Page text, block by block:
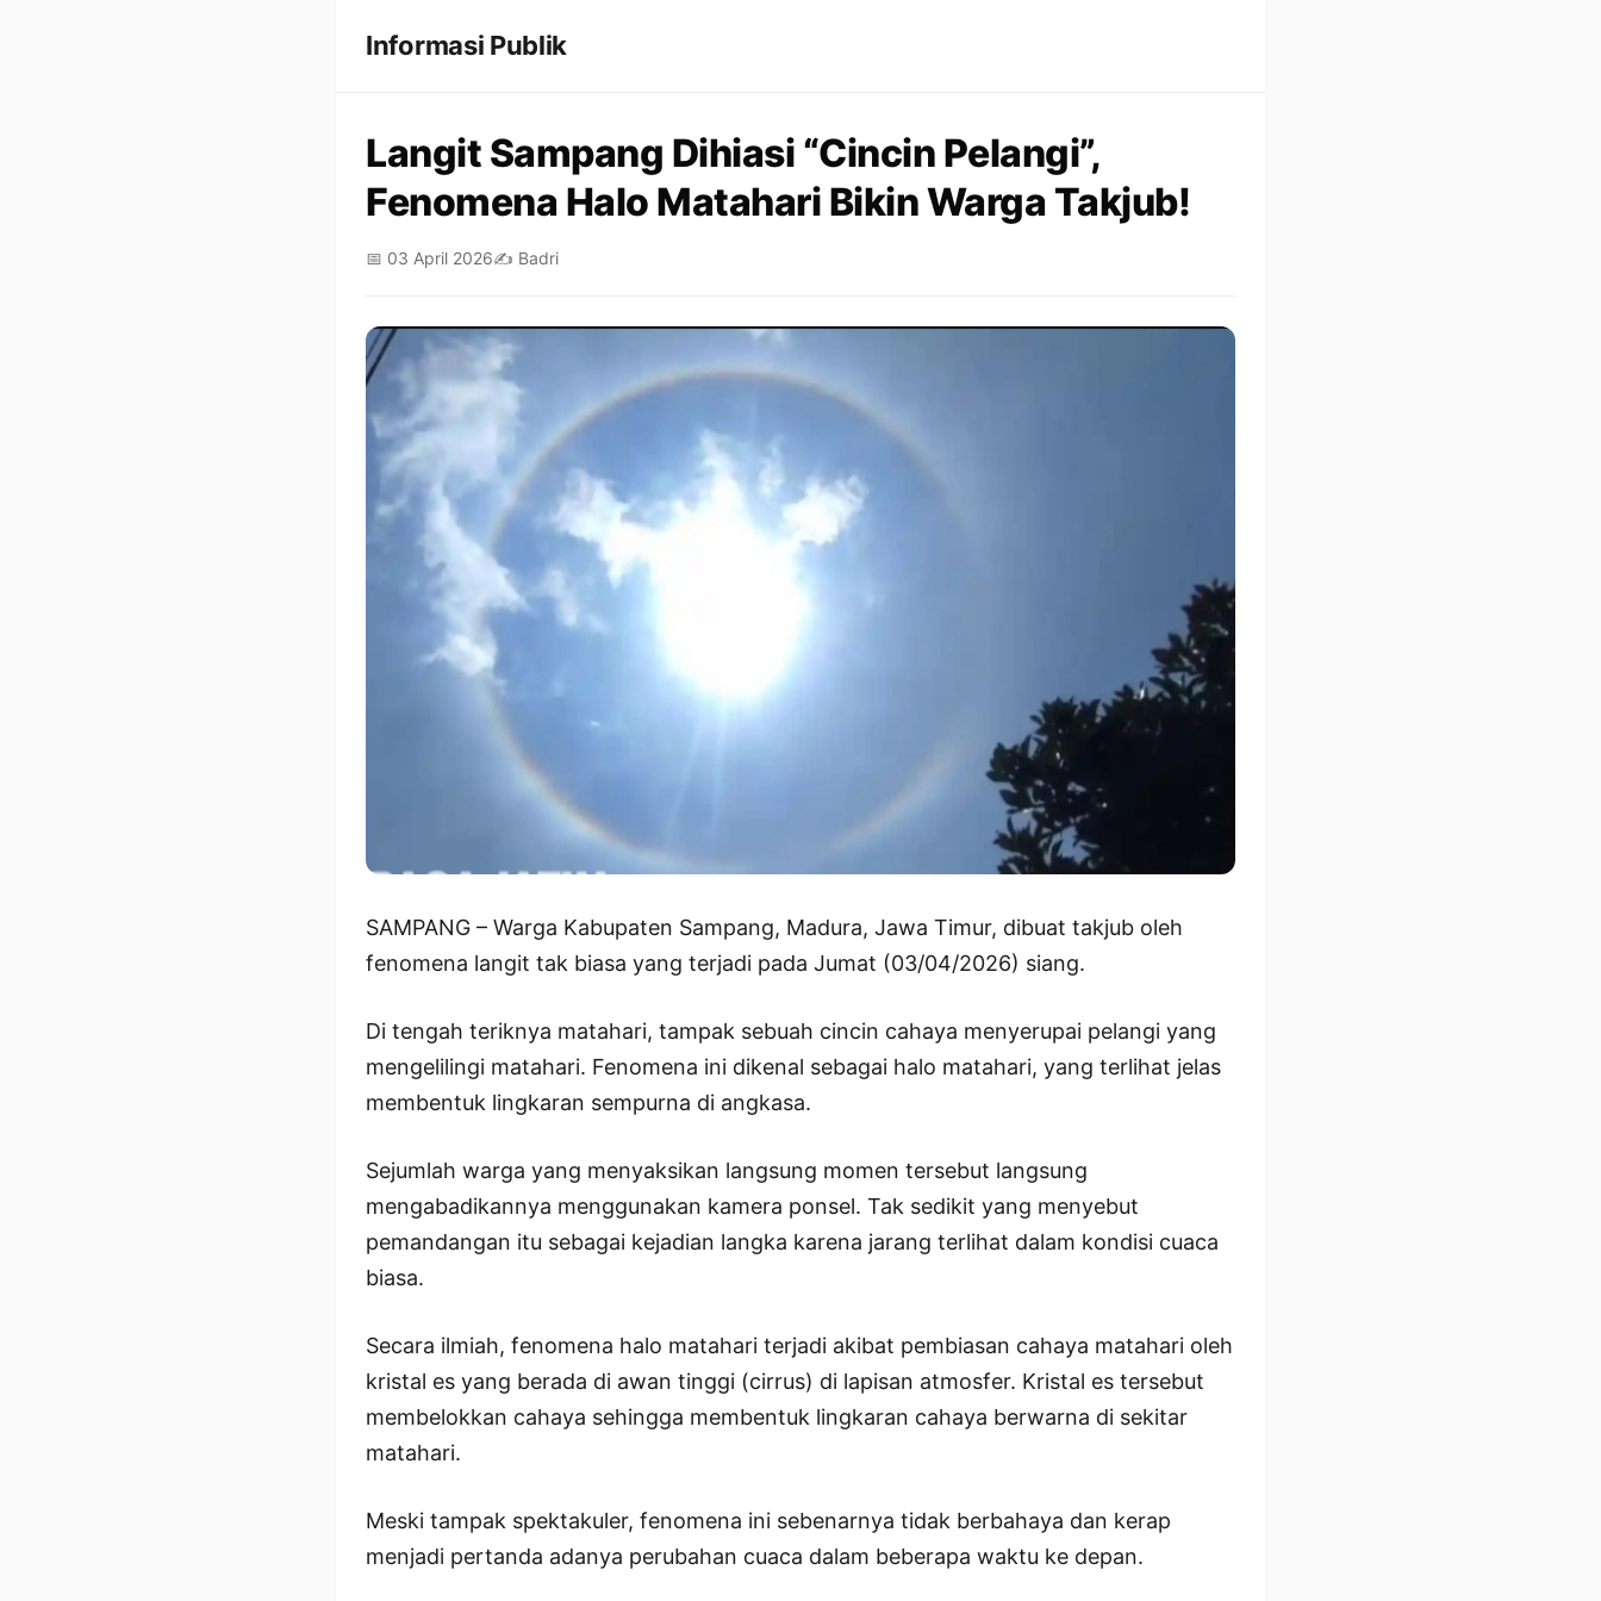
Informasi Publik
Langit Sampang Dihiasi “Cincin Pelangi”,
Fenomena Halo Matahari Bikin Warga Takjub!
📅 03 April 2026✍️ Badri
SAMPANG – Warga Kabupaten Sampang, Madura, Jawa Timur, dibuat takjub oleh
fenomena langit tak biasa yang terjadi pada Jumat (03/04/2026) siang.
Di tengah teriknya matahari, tampak sebuah cincin cahaya menyerupai pelangi yang
mengelilingi matahari. Fenomena ini dikenal sebagai halo matahari, yang terlihat jelas
membentuk lingkaran sempurna di angkasa.
Sejumlah warga yang menyaksikan langsung momen tersebut langsung
mengabadikannya menggunakan kamera ponsel. Tak sedikit yang menyebut
pemandangan itu sebagai kejadian langka karena jarang terlihat dalam kondisi cuaca
biasa.
Secara ilmiah, fenomena halo matahari terjadi akibat pembiasan cahaya matahari oleh
kristal es yang berada di awan tinggi (cirrus) di lapisan atmosfer. Kristal es tersebut
membelokkan cahaya sehingga membentuk lingkaran cahaya berwarna di sekitar
matahari.
Meski tampak spektakuler, fenomena ini sebenarnya tidak berbahaya dan kerap
menjadi pertanda adanya perubahan cuaca dalam beberapa waktu ke depan.